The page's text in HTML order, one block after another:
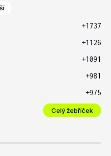
+1737
+1126
+1091
+981
+975
Celý žebříček